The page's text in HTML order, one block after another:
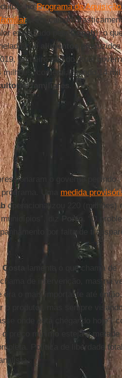
noPrograma de
, vêm caindo
executado pelaConab), o
de
alimentos
primeiro ano do atual
comercializando 14 mil
familiares
o governo pedindo
Uma medida
operacionalizou 220 (milhões)
diz
Porto
. “O
por falta de
lamenta o que chama de
de intervenção, mas na
era o mais importante até então.
o produtor, mas sempre
onde está chegando hoje”,
preço mínimo esteja a metade
Política de liberdade